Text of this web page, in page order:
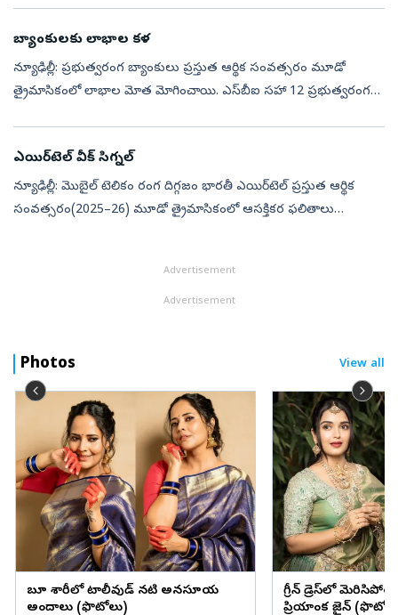
బ్యాంకులకు లాభాల కళ
న్యూఢిల్లీ: ప్రభుత్వరంగ బ్యాంకులు ప్రస్తుత ఆర్థిక సంవత్సరం మూడో
త్రైమాసికంలో లాభాల మోత మోగించాయి. ఎస్‌బీఐ సహా 12 ప్రభుత్వరంగ
ఎయిర్‌టెల్‌ వీక్‌ సిగ్నల్‌
న్యూఢిల్లీ: మొబైల్‌ టెలికం రంగ దిగ్గజం భారతీ ఎయిర్‌టెల్‌ ప్రస్తుత ఆర్థిక
సంవత్సరం(2025–26) మూడో త్రైమాసికంలో ఆసక్తికర ఫలితాలు
Advertisement
Advertisement
Photos View all
బ్లూ శారీలో టాలీవుడ్ నటి అనసూయ
అందాలు (ఫొటోలు)
గ్రీన్ డ్రెస్‌లో
ప్రియాంక జైన్